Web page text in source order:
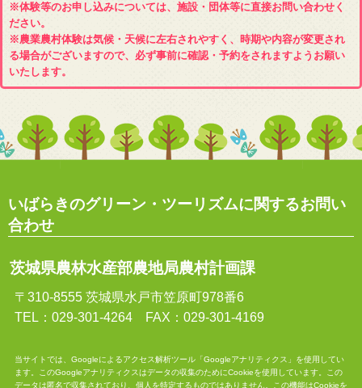
※体験等のお申し込みについては、施設・団体等に直接お問い合わせく
ださい。
※農業農村体験は気候・天候に左右されやすく、時期や内容が変更され
る場合がございますので、必ず事前に確認・予約をされますようお願い
いたします。
いばらきのグリーン・ツーリズムに関するお問い
合わせ
茨城県農林水産部農地局農村計画課
〒310-8555 茨城県水戸市笠原町978番6
TEL：029-301-4264 FAX：029-301-4169
当サイトでは、Googleによるアクセス解析ツール「Googleアナリティクス」を使用してい
ます。このGoogleアナリティクスはデータの収集のためにCookieを使用しています。この
データは匿名で収集されており、個人を特定するものではありません。この機能はCookieを